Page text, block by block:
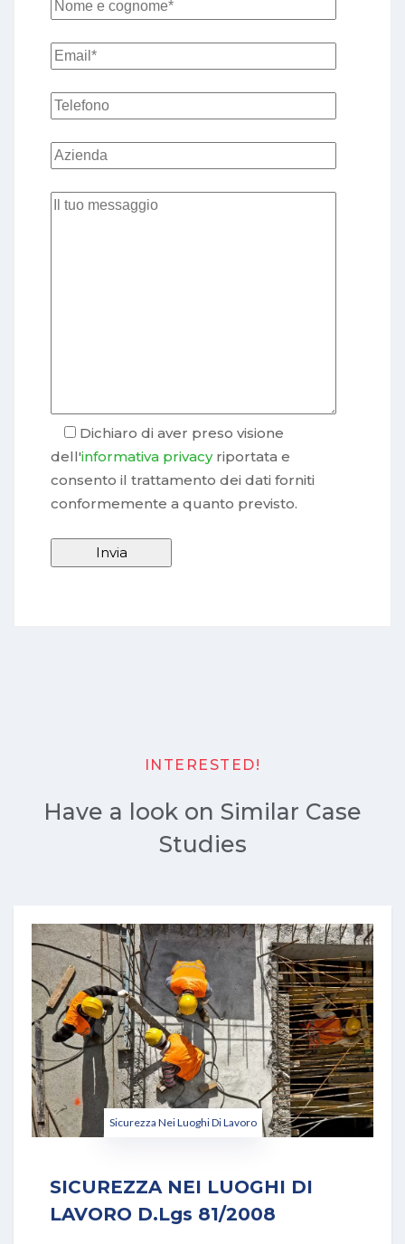
Dichiaro di aver preso visione
dell'informativa privacyriportata e
consento il trattamento dei dati forniti
conformemente a quanto previsto.
INTERESTED!
Have a look on Similar Case
Studies
Sicurezza Nei Luoghi Di Lavoro
SICUREZZA NEI LUOGHI DI
LAVORO D.Lgs 81/2008